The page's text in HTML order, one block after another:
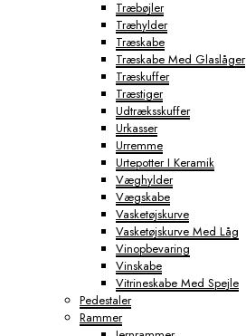
Træbøjler
Træhylder
Træskabe
Træskabe Med Glaslåger
Træskuffer
Træstiger
Udtræksskuffer
Urkasser
Urremme
Urtepotter I Keramik
Væghylder
Vægskabe
Vasketøjskurve
Vasketøjskurve Med Låg
Vinopbevaring
Vinskabe
Vitrineskabe Med Spejle
Pedestaler
Rammer